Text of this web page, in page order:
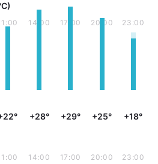
14:00
+28°
17:00
+29°
20:00
+25°
23:00
+18°
14:00 17:00 20:00 23:00